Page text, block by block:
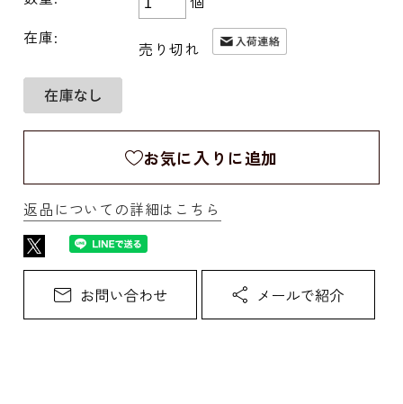
在庫:
売り切れ
お気に入りに追加
返品についての詳細はこちら